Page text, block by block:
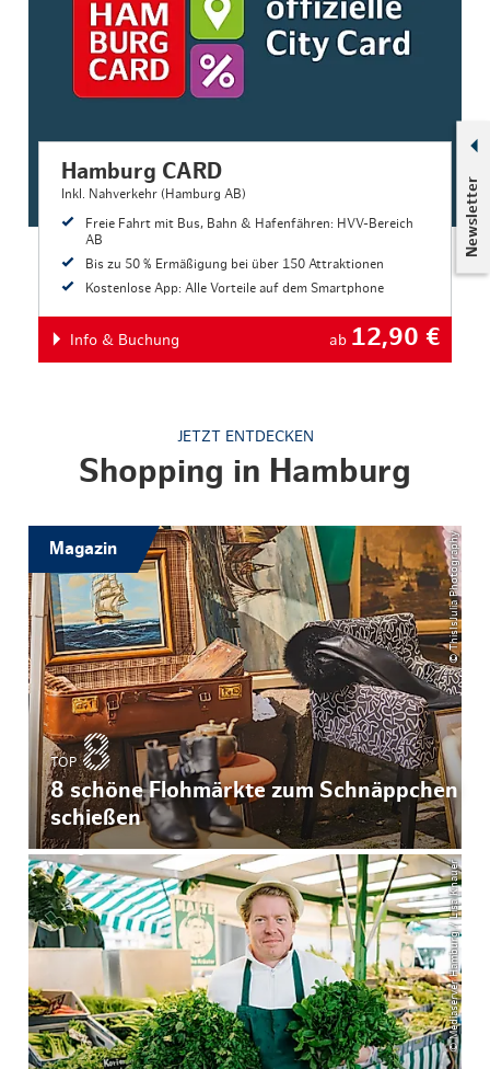
Newsletter
Hamburg CARD
Inkl. Nahverkehr (Hamburg AB)
Freie Fahrt mit Bus, Bahn & Hafenfähren: HVV-Bereich
AB
Bis zu 50 % Ermäßigung bei über 150 Attraktionen
Kostenlose App: Alle Vorteile auf dem Smartphone
Info & Buchung ab 12,90 €
JETZT ENTDECKEN
Shopping in Hamburg
© ThisIsJulia Photography
TOP
8 schöne Flohmärkte zum Schnäppchen
schießen
Magazin
© Mediaserver Hamburg / Lisa Knauer